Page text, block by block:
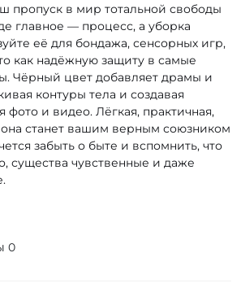
пропуск в мир тотальной свободы
главное — процесс, а уборка
её для бондажа, сенсорных игр,
как надёжную защиту в самые
Чёрный цвет добавляет драмы и
контуры тела и создавая
и видео. Лёгкая, практичная,
станет вашим верным союзником
забыть о быте и вспомнить, что
существа чувственные и даже
0